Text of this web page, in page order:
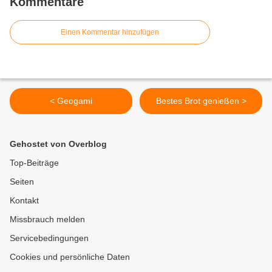
Einen Kommentar hinzufügen
< Geogami Bestes Brot genießen >
Gehostet von Overblog
Top-Beiträge
Seiten
Kontakt
Missbrauch melden
Servicebedingungen
Cookies und persönliche Daten